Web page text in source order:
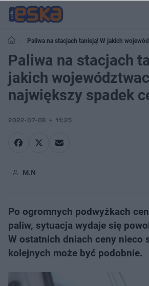
Paliwa na stacjach tanieją! W jakich
spadek cen?
Paliwa na stacjach
jakich
największy spadek
2022-07-08 11:25
M.N
Po ogromnych podwyżkach
paliw, sytuacja wydaje się
W ostatnich dniach ceny nieco
kolejnych może być podobnie.